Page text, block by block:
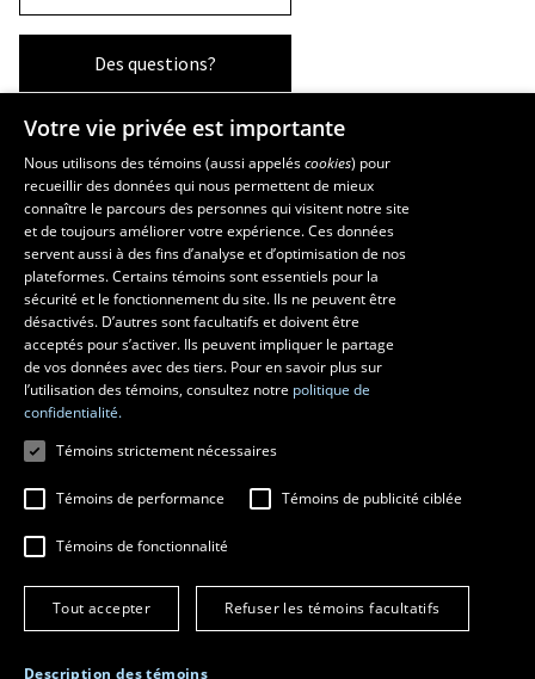
Des questions?
La Faculté et ses écoles
Faculté d’aménagement, d’architecture, d’art et de design
École d’art
École supérieure d’aménagement du territoire et de développement
régional
École d’architecture
École de design
© 2026 Université Laval
Tous droits réservés
Conditions générales d'utilisation
Fraude en ligne
Votre vie privée est importante
Nous utilisons des témoins (aussi appeléscookies) pour
recueillir des données qui nous permettent de mieux
connaître le parcours des personnes qui visitent notre site
et de toujours améliorer votre expérience. Ces données
servent aussi à des fins d’analyse et d’optimisation de nos
plateformes. Certains témoins sont essentiels pour la
sécurité et le fonctionnement du site. Ils ne peuvent être
désactivés. D’autres sont facultatifs et doivent être
acceptés pour s’activer. Ils peuvent impliquer le partage
de vos données avec des tiers. Pour en savoir plus sur
l’utilisation des témoins, consultez notre politique de
confidentialité.
Témoins strictement nécessaires
Témoins de performance Témoins de publicité ciblée
Témoins de fonctionnalité
Tout accepter Refuser les témoins facultatifs
Description des témoins